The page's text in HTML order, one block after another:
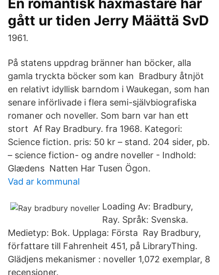
En romantisk häxmästare har
gått ur tiden Jerry Määttä SvD
1961.
På statens uppdrag bränner han böcker, alla
gamla tryckta böcker som kan Bradbury åtnjöt
en relativt idyllisk barndom i Waukegan, som han
senare införlivade i flera semi-självbiografiska
romaner och noveller. Som barn var han ett
stort Af Ray Bradbury. fra 1968. Kategori:
Science fiction. pris: 50 kr – stand. 204 sider, pb.
– science fiction- og andre noveller - Indhold:
Glædens Natten Har Tusen Ögon.
Vad ar kommunal
Loading Av: Bradbury,
Ray. Språk: Svenska.
Medietyp: Bok. Upplaga: Första Ray Bradbury,
författare till Fahrenheit 451, på LibraryThing.
Glädjens mekanismer : noveller 1,072 exemplar, 8
recensioner.